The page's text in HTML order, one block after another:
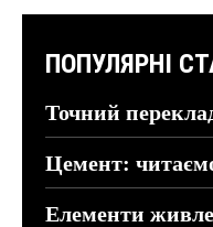
ПОПУЛЯРНІ
Точний
Цемент:
Елементи